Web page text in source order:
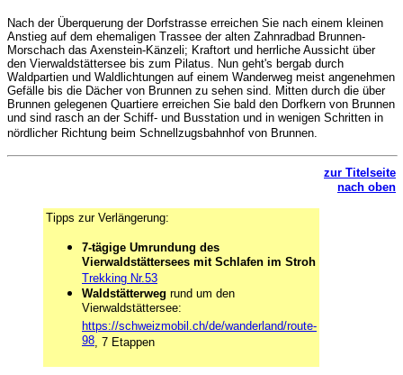
Nach der Überquerung der Dorfstrasse erreichen Sie nach einem kleinen
Anstieg auf dem ehemaligen Trassee der alten Zahnradbad Brunnen-
Morschach das Axenstein-Känzeli; Kraftort und herrliche Aussicht über
den Vierwaldstättersee bis zum Pilatus. Nun geht's bergab durch
Waldpartien und Waldlichtungen auf einem Wanderweg meist angenehmen
Gefälle bis die Dächer von Brunnen zu sehen sind. Mitten durch die über
Brunnen gelegenen Quartiere erreichen Sie bald den Dorfkern von Brunnen
und sind rasch an der Schiff- und Busstation und in wenigen Schritten in
nördlicher Richtung beim Schnellzugsbahnhof von Brunnen.
zur Titelseite
nach oben
Tipps zur Verlängerung:
7-tägige Umrundung des
Vierwaldstättersees mit Schlafen im Stroh
Trekking Nr.53
Waldstätterweg rund um den
Vierwaldstättersee:
https://schweizmobil.ch/de/wanderland/route-
98, 7 Etappen